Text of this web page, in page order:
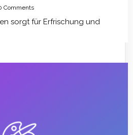
Comments
sorgt für Erfrischung und